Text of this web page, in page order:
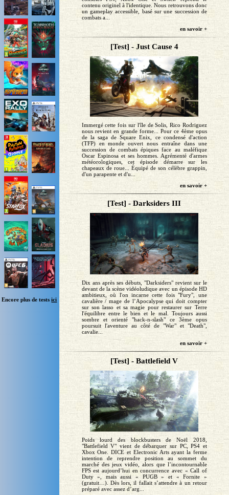
Encore plus de testsici
contenu originel à l'identique. Nous retrouvons donc
un gameplay accessible, basé sur une succession de
combats a...
en savoir +
[Test] - Just Cause 4
Immergé cette fois sur l'île de Solis, Rico Rodriguez
nous revient en grande forme... Pour ce 4ème opus
de la saga de Square Enix, ce condensé d'action
(TFP) en monde ouvert nous entraîne dans une
succession de combats épiques face au maléfique
Oscar Espinosa et ses hommes. Agrémenté d'armes
météorologiques, cet épisode démarre sur les
chapeaux de roue... Équipé de son célèbre grappin,
d'un parapente et d'u...
en savoir +
[Test] - Darksiders III
Dix ans après ses débuts, "Darksiders" revient sur le
devant de la scène vidéoludique avec un épisode HD
ambitieux, où l'on incarne cette fois "Fury", une
cavalière / mage de l’Apocalypse qui doit compter
sur son lasso et sa magie pour restaurer sur Terre
l'équilibre entre le bien et le mal. Toujours aussi
sombre et orienté "hack-n-slash" ce 3ème opus
poursuit l'aventure au côté de "War" et "Death",
cavalie...
en savoir +
[Test] - Battlefield V
Poids lourd des blockbusters de Noël 2018,
"Battlefield V" vient de débarquer sur PC, PS4 et
Xbox One. DICE et Electronic Arts ayant la ferme
intention de reprendre position au sommet du
marché des jeux vidéo, alors que l’incontournable
FPS est aujourd’hui en concurrence avec « Call of
Duty », mais aussi « PUGB » et « Fornite »
(gratuit…). Dès lors, il fallait s’attendre à un retour
préparé avec assez d’arg...